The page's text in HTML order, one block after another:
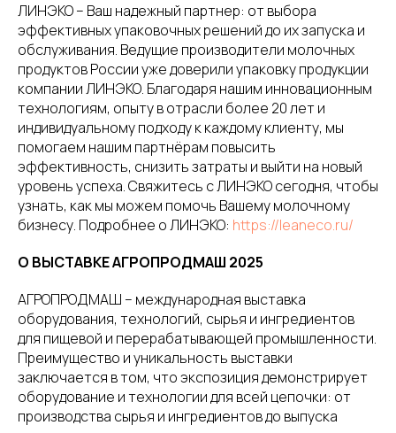
ЛИНЭКО – Ваш надежный партнер: от выбора
эффективных упаковочных решений до их запуска и
обслуживания. Ведущие производители молочных
продуктов России уже доверили упаковку продукции
компании ЛИНЭКО. Благодаря нашим инновационным
технологиям, опыту в отрасли более 20 лет и
индивидуальному подходу к каждому клиенту, мы
помогаем нашим партнёрам повысить
эффективность, снизить затраты и выйти на новый
уровень успеха. Свяжитесь с ЛИНЭКО сегодня, чтобы
узнать, как мы можем помочь Вашему молочному
бизнесу. Подробнее о ЛИНЭКО: https://leaneco.ru/
О ВЫСТАВКЕ АГРОПРОДМАШ 2025
АГРОПРОДМАШ – международная выставка
оборудования, технологий, сырья и ингредиентов
для пищевой и перерабатывающей промышленности.
Преимущество и уникальность выставки
заключается в том, что экспозиция демонстрирует
оборудование и технологии для всей цепочки: от
производства сырья и ингредиентов до выпуска